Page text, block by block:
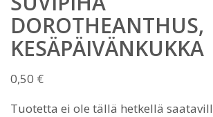
DOROTHEANTHUS,
KESÄPÄIVÄNKUKKA
0,50 €
Tuotetta ei ole tällä hetkellä